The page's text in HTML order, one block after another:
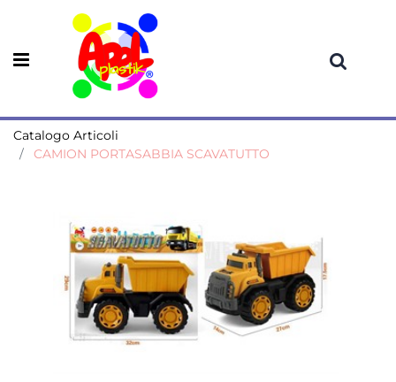
Open menu
Catalogo Articoli
CAMION PORTASABBIA SCAVATUTTO